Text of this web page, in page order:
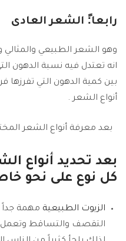
رابعا:ً الشعر العادى
وهو الشعر الطبيعي
انه تعتدل فيه نسبة الدهون
بين كمية الدهون التي
أنواع الشعر .
بعد معرفة أنواع الشعر
بعد تحديد أنواع
كل نوع على نحو
الزيوت الطبيعية مهمة جداً
التقصف والتساقط وتعمل